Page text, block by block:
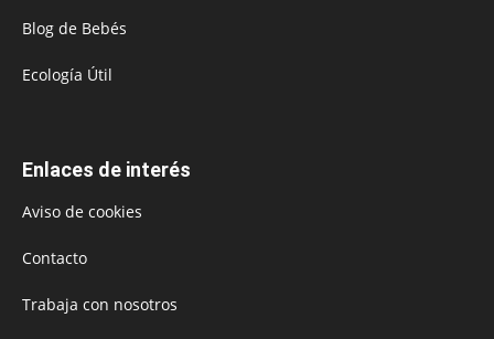
Blog de Bebés
Ecología Útil
Enlaces de interés
Aviso de cookies
Contacto
Trabaja con nosotros